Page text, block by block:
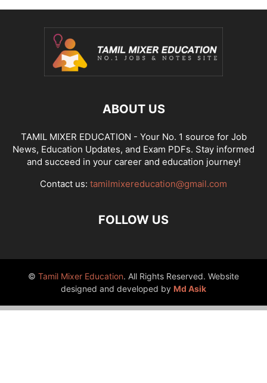
ABOUT US
TAMIL MIXER EDUCATION - Your No. 1 source for Job
News, Education Updates, and Exam PDFs. Stay informed
and succeed in your career and education journey!
Contact us: tamilmixereducation@gmail.com
FOLLOW US
© Tamil Mixer Education. All Rights Reserved. Website
designed and developed by Md Asik